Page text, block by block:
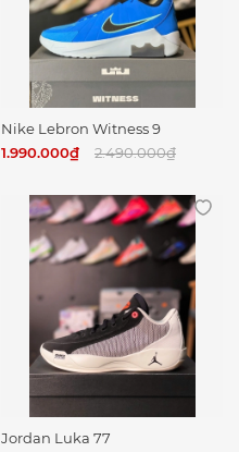
Nike Lebron Witness 9
1.990.000₫
2.490.000₫
Jordan Luka 77